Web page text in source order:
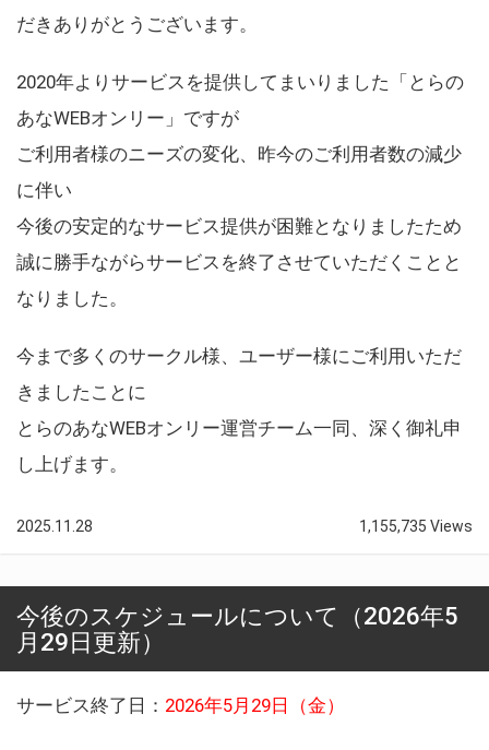
だきありがとうございます。
2020年よりサービスを提供してまいりました「とらの
あなWEBオンリー」ですが
ご利用者様のニーズの変化、昨今のご利用者数の減少
に伴い
今後の安定的なサービス提供が困難となりましたため
誠に勝手ながらサービスを終了させていただくことと
なりました。
今まで多くのサークル様、ユーザー様にご利用いただ
きましたことに
とらのあなWEBオンリー運営チーム一同、深く御礼申
し上げます。
2025.11.28 1,155,735 Views
今後のスケジュールについて（2026年5
月29日更新）
サービス終了日： 2026年5月29日（金）